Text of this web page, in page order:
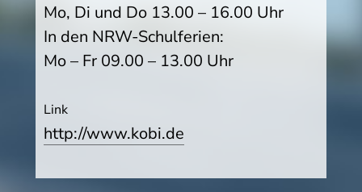
Mo, Di und Do 13.00 – 16.00 Uhr
In den NRW-Schulferien:
Mo – Fr 09.00 – 13.00 Uhr
Link
http://www.kobi.de